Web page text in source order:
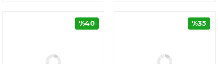
%40 %35